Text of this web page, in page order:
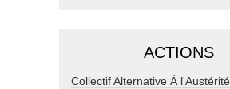
ACTIONS
Collectif Alternative À l'Austérité